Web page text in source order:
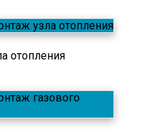
отопления